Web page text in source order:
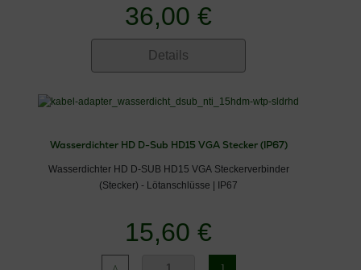
36,00 €
Details
Wasserdichter HD D-Sub HD15 VGA Stecker (IP67)
Wasserdichter HD D-SUB HD15 VGA Steckerverbinder
(Stecker) - Lötanschlüsse | IP67
15,60 €